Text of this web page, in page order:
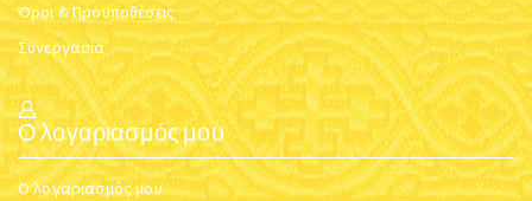
Όροι & Προϋποθέσεις
Συνεργασία
Ο λογαριασμός μου
Ο λογαριασμός μου